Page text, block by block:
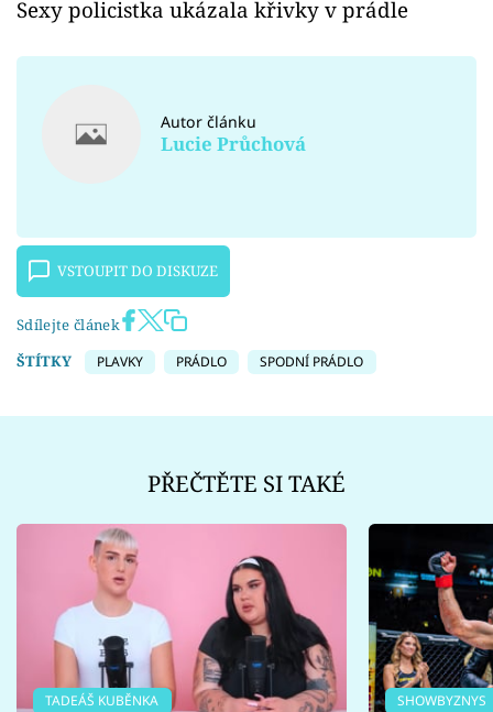
Sexy policistka ukázala křivky v prádle
Autor článku
Lucie Průchová
VSTOUPIT DO DISKUZE
Sdílejte článek
ŠTÍTKY
PLAVKY PRÁDLO SPODNÍ PRÁDLO
PŘEČTĚTE SI TAKÉ
TADEÁŠ KUBĚNKA SHOWBYZNYS